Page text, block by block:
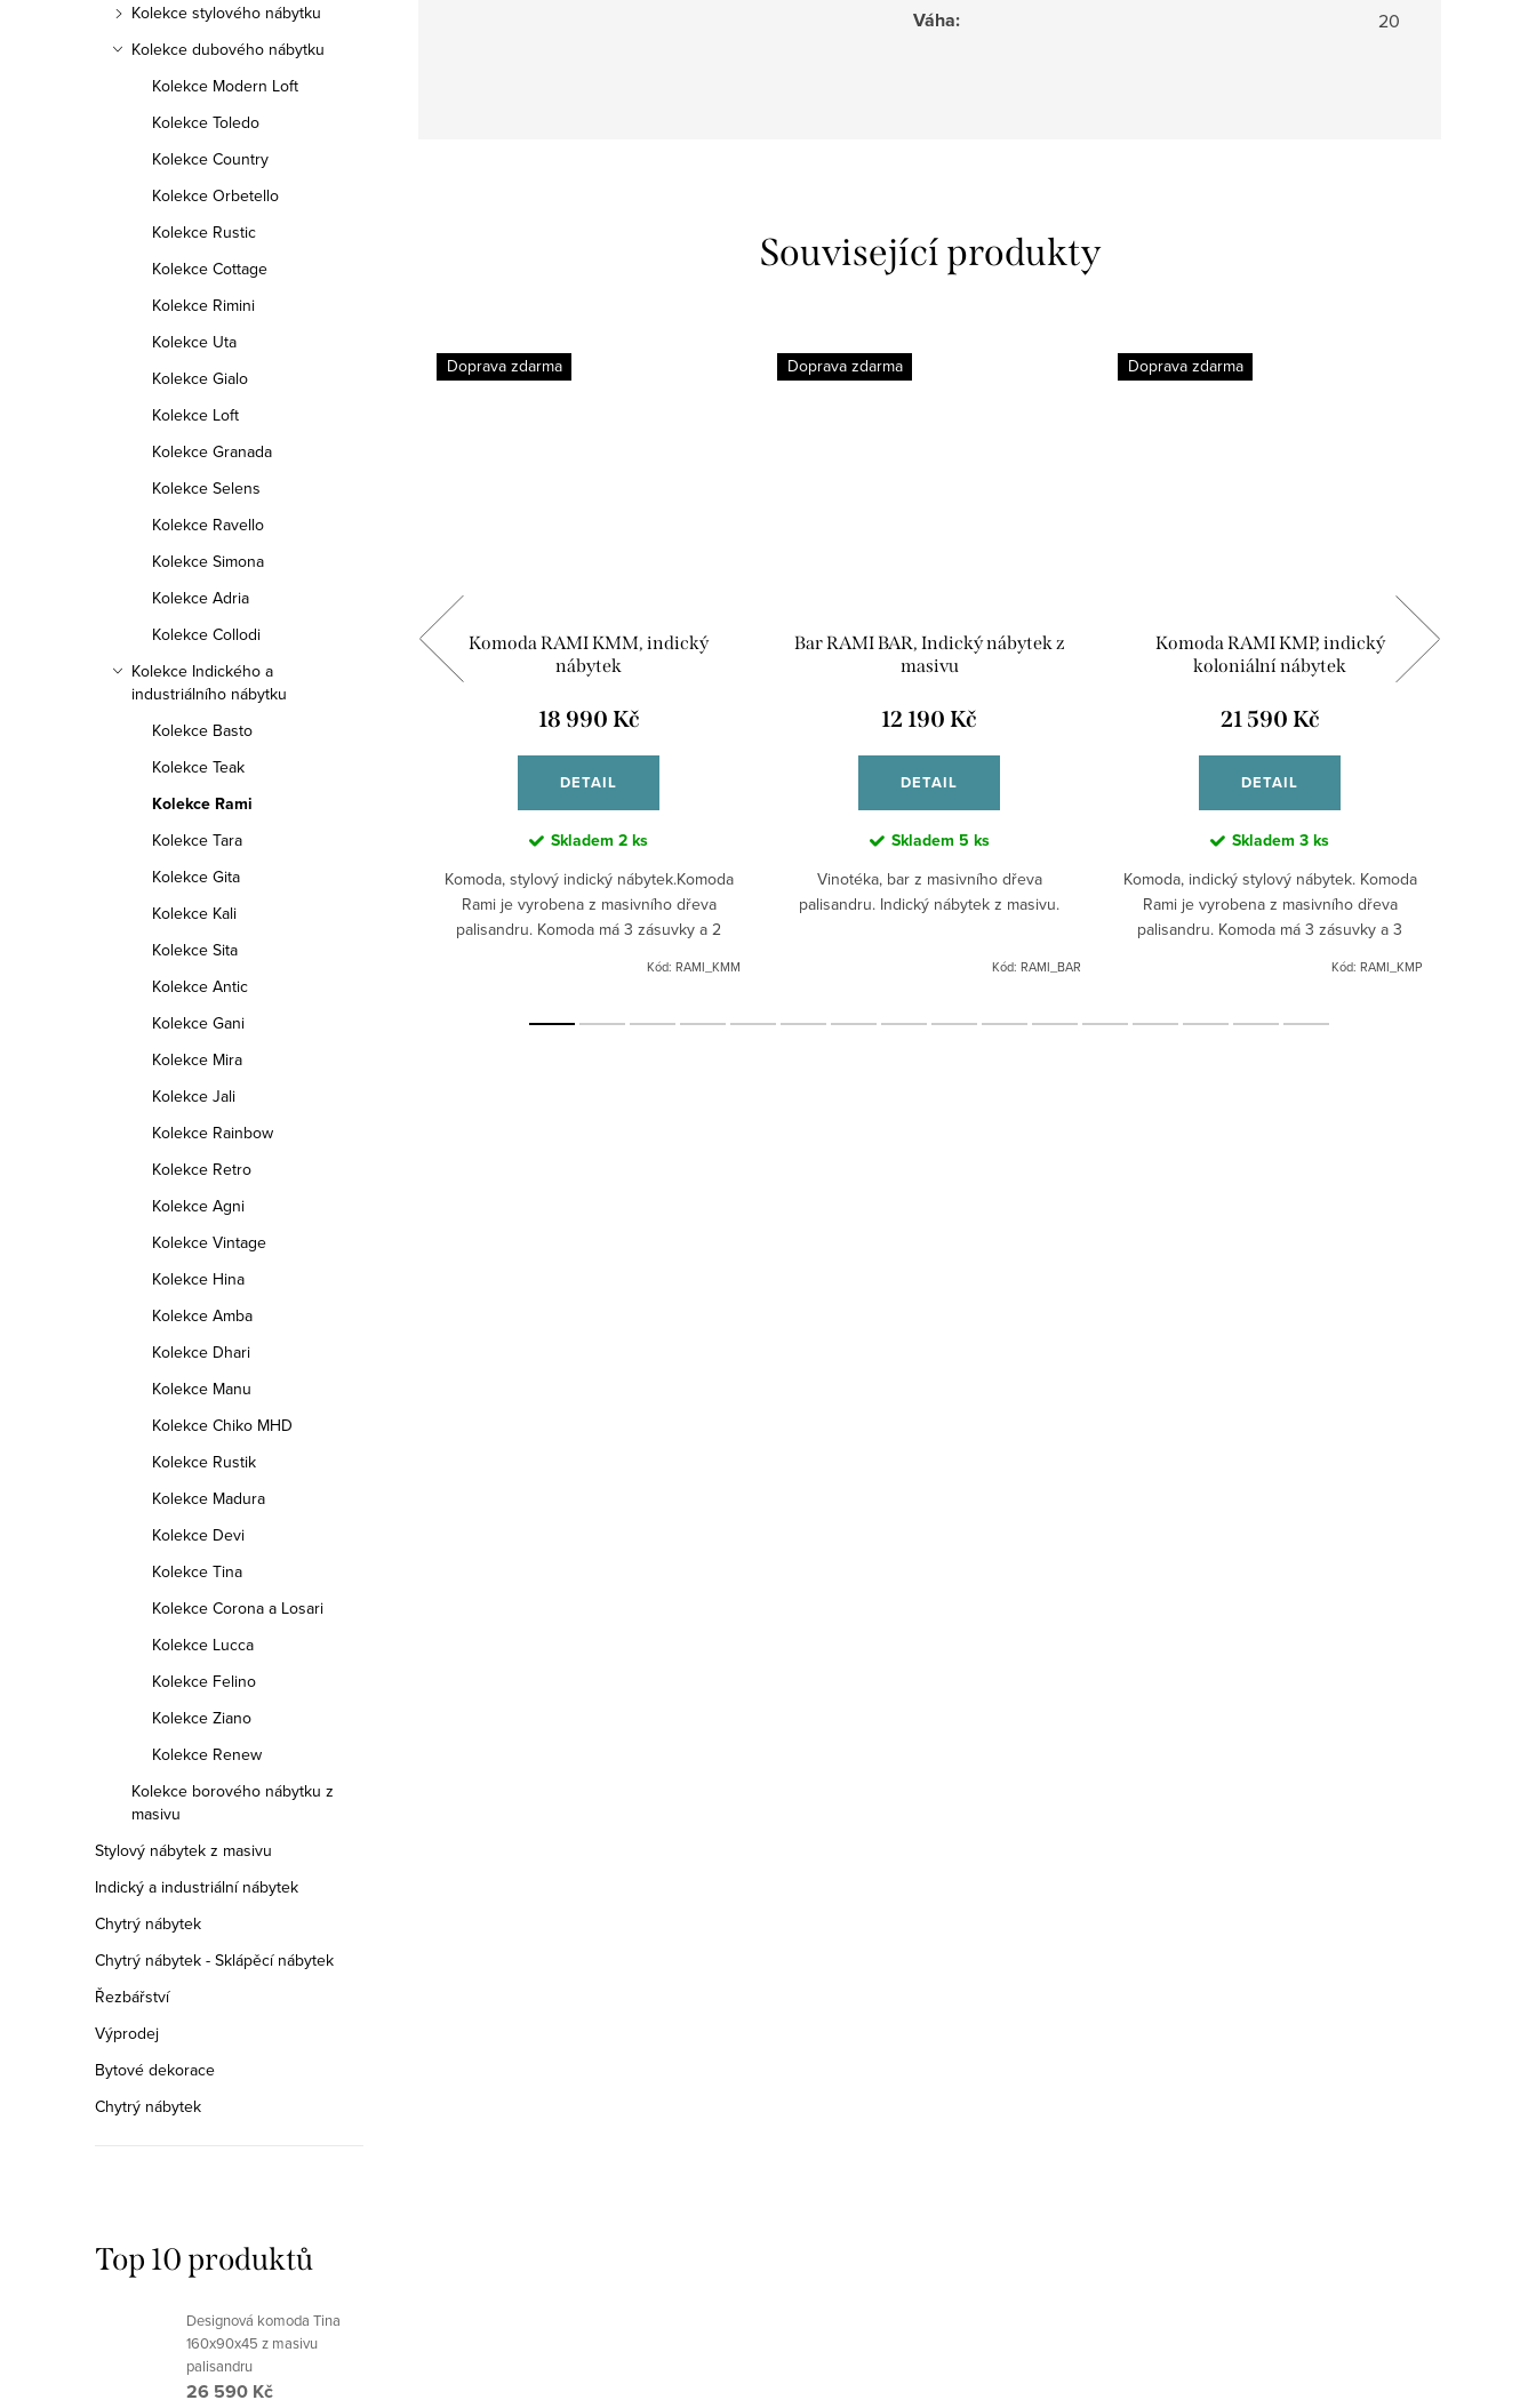
Kolekce stylového nábytku
Kolekce dubového nábytku
Kolekce Modern Loft
Kolekce Toledo
Kolekce Country
Kolekce Orbetello
Kolekce Rustic
Kolekce Cottage
Kolekce Rimini
Kolekce Uta
Kolekce Gialo
Kolekce Loft
Kolekce Granada
Kolekce Selens
Kolekce Ravello
Kolekce Simona
Kolekce Adria
Kolekce Collodi
Kolekce Indického a
industriálního nábytku
Kolekce Basto
Kolekce Teak
Kolekce Rami
Kolekce Tara
Kolekce Gita
Kolekce Kali
Kolekce Sita
Kolekce Antic
Kolekce Gani
Kolekce Mira
Kolekce Jali
Kolekce Rainbow
Kolekce Retro
Kolekce Agni
Kolekce Vintage
Kolekce Hina
Kolekce Amba
Kolekce Dhari
Kolekce Manu
Kolekce Chiko MHD
Kolekce Rustik
Kolekce Madura
Kolekce Devi
Kolekce Tina
Kolekce Corona a Losari
Kolekce Lucca
Kolekce Felino
Kolekce Ziano
Kolekce Renew
Kolekce borového nábytku z
masivu
Stylový nábytek z masivu
Indický a industriální nábytek
Chytrý nábytek
Chytrý nábytek - Sklápěcí nábytek
Řezbářství
Výprodej
Bytové dekorace
Chytrý nábytek
Top 10 produktů
Designová komoda Tina
160x90x45 z masivu
palisandru
26 590 Kč
Váha: 20
Související produkty
Konsolový stůl RAMI KVT, indický
koloniální nábytek
11 590 Kč
Skladem
Konsolový stůl Rami je vyroben z
masivního dřeva palisandru. Indický stylový
Doprava zdarma
Komoda RAMI KMM, indický
nábytek
18 990 Kč
DETAIL
Skladem 2 ks
Komoda, stylový indický nábytek.Komoda
Rami je vyrobena z masivního dřeva
palisandru. Komoda má 3 zásuvky a 2
Kód: RAMI_KMM
Doprava zdarma
Bar RAMI BAR, Indický nábytek z
masivu
12 190 Kč
DETAIL
Skladem 5 ks
Vinotéka, bar z masivního dřeva
palisandru. Indický nábytek z masivu.
Kód: RAMI_BAR
Doprava zdarma
Komoda RAMI KMP, indický
koloniální nábytek
21 590 Kč
DETAIL
Skladem 3 ks
Komoda, indický stylový nábytek. Komoda
Rami je vyrobena z masivního dřeva
palisandru. Komoda má 3 zásuvky a 3
Kód: RAMI_KMP